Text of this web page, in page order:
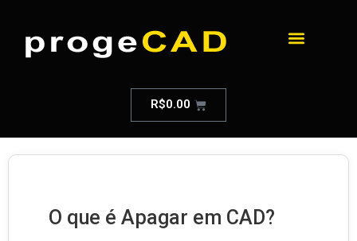
R$0.00
O que é Apagar em CAD?